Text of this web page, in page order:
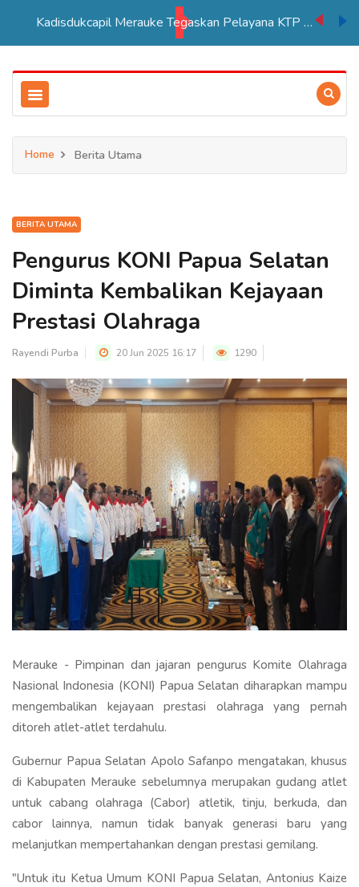
Kadisdukcapil Merauke Tegaskan Pelayana KTP Sesuai SOP
Home Berita Utama
BERITA UTAMA
Pengurus KONI Papua Selatan
Diminta Kembalikan Kejayaan
Prestasi Olahraga
Rayendi Purba 20 Jun 2025 16:17 1290
Merauke - Pimpinan dan jajaran pengurus Komite Olahraga
Nasional Indonesia (KONI) Papua Selatan diharapkan mampu
mengembalikan kejayaan prestasi olahraga yang pernah
ditoreh atlet-atlet terdahulu.
Gubernur Papua Selatan Apolo Safanpo mengatakan, khusus
di Kabupaten Merauke sebelumnya merupakan gudang atlet
untuk cabang olahraga (Cabor) atletik, tinju, berkuda, dan
cabor lainnya, namun tidak banyak generasi baru yang
melanjutkan mempertahankan dengan prestasi gemilang.
"Untuk itu Ketua Umum KONI Papua Selatan, Antonius Kaize